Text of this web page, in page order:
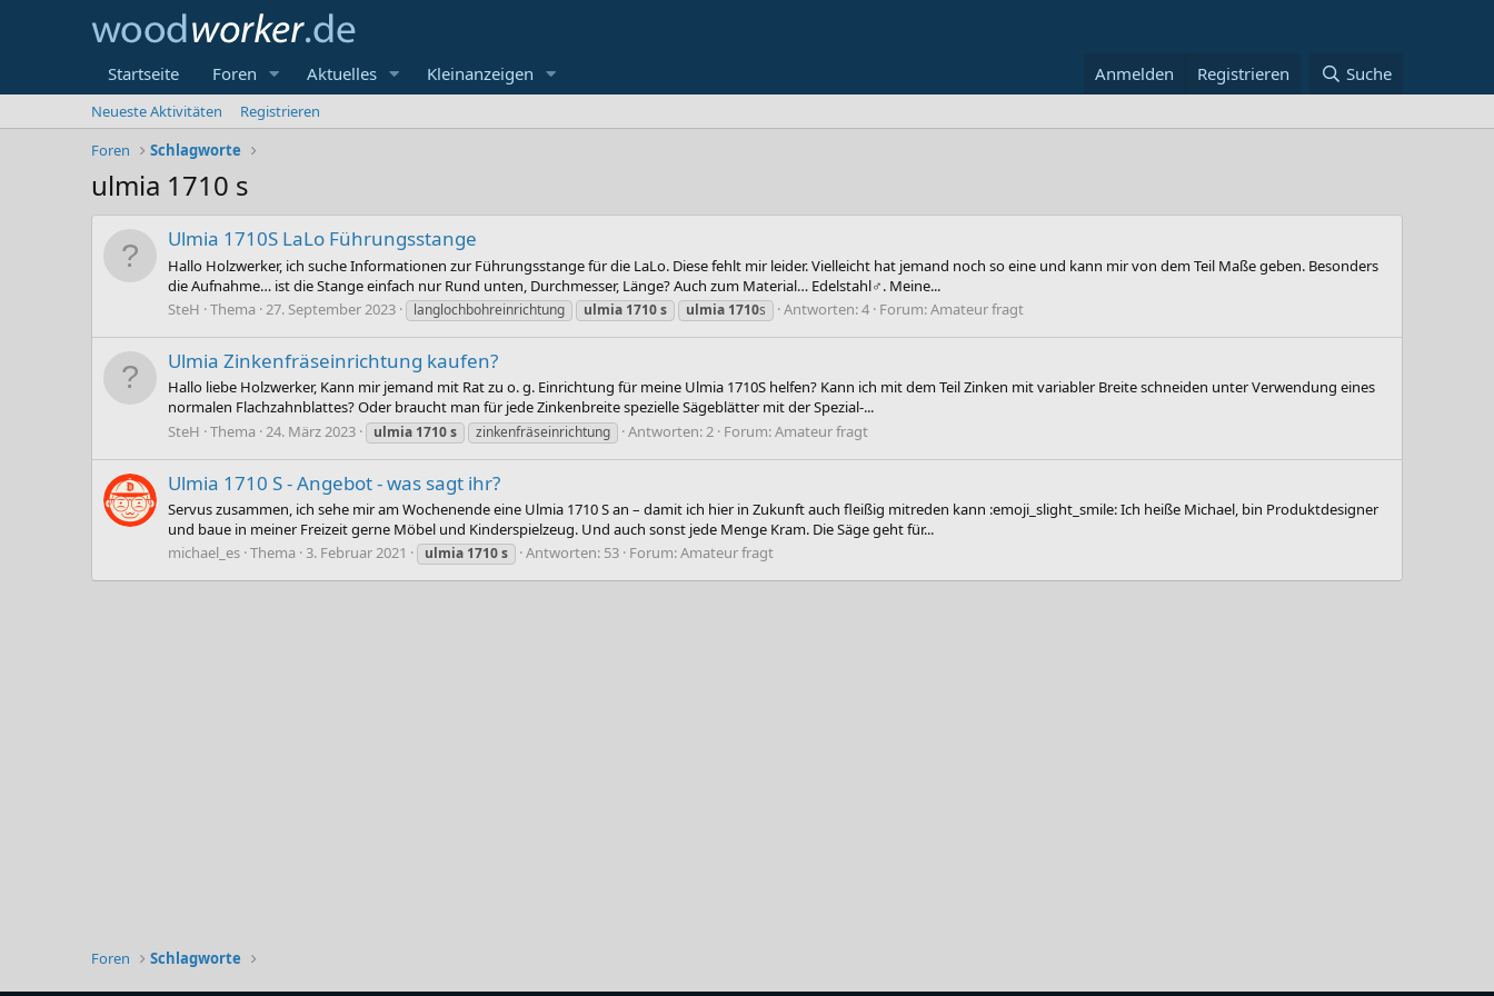
Startseite Foren Aktuelles Kleinanzeigen Anmelden Registrieren Suche
Neueste Aktivitäten
Registrieren
Foren
Schlagworte
ulmia 1710 s
Ulmia 1710S LaLo Führungsstange
Hallo Holzwerker, ich suche Informationen zur Führungsstange für die LaLo. Diese fehlt mir leider. Vielleicht hat jemand noch so eine und kann mir von dem Teil Maße geben. Besonders
die Aufnahme… ist die Stange einfach nur Rund unten, Durchmesser, Länge? Auch zum Material… Edelstahl‍♂️. Meine...
SteH Thema 27. September 2023 langlochbohreinrichtung ulmia 1710s ulmia 1710s Antworten: 4 Forum:Amateur fragt
Ulmia Zinkenfräseinrichtung kaufen?
Hallo liebe Holzwerker, Kann mir jemand mit Rat zu o. g. Einrichtung für meine Ulmia 1710S helfen? Kann ich mit dem Teil Zinken mit variabler Breite schneiden unter Verwendung eines
normalen Flachzahnblattes? Oder braucht man für jede Zinkenbreite spezielle Sägeblätter mit der Spezial-...
SteH Thema 24. März 2023 ulmia 1710s zinkenfräseinrichtung Antworten: 2 Forum:Amateur fragt
Ulmia 1710 S - Angebot - was sagt ihr?
Servus zusammen, ich sehe mir am Wochenende eine Ulmia 1710 S an – damit ich hier in Zukunft auch fleißig mitreden kann :emoji_slight_smile: Ich heiße Michael, bin Produktdesigner
und baue in meiner Freizeit gerne Möbel und Kinderspielzeug. Und auch sonst jede Menge Kram. Die Säge geht für...
michael_es Thema 3. Februar 2021 ulmia 1710s Antworten: 53 Forum:Amateur fragt
Foren Schlagworte